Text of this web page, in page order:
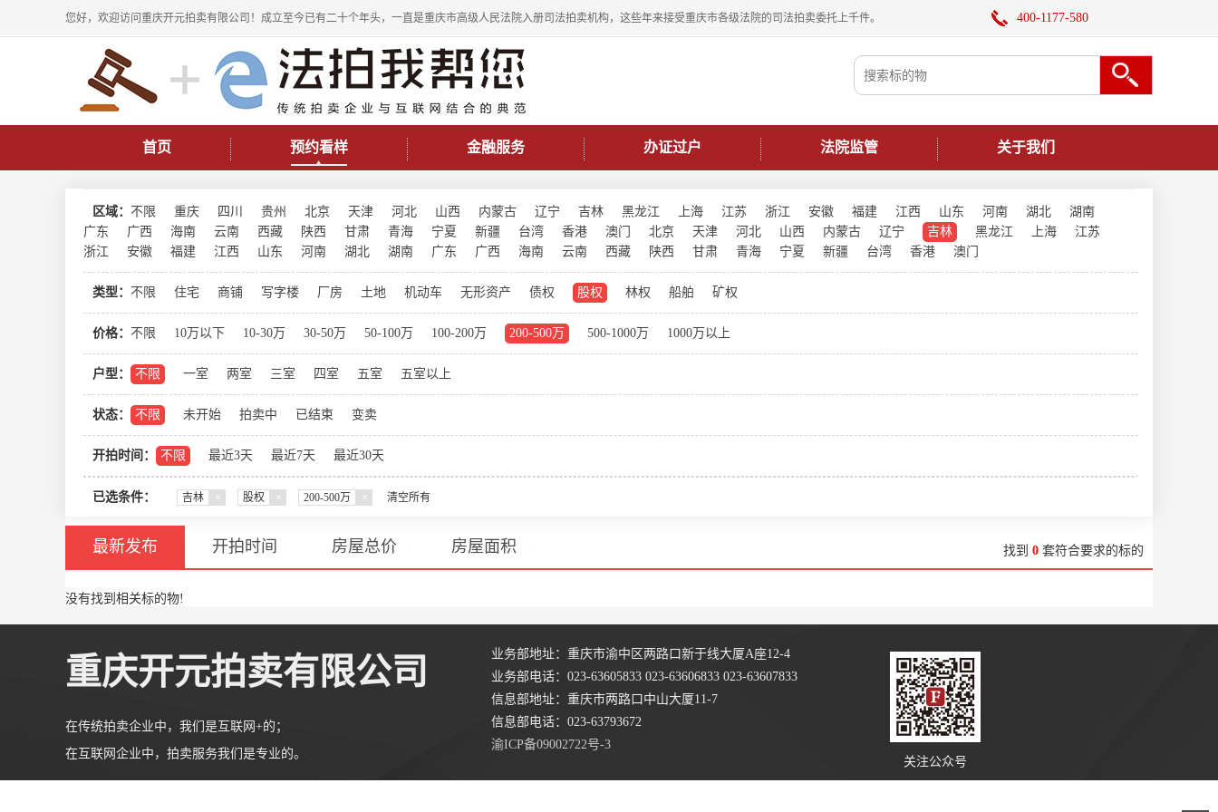
您好，欢迎访问重庆开元拍卖有限公司！成立至今已有二十个年头，一直是重庆市高级人民法院入册司法拍卖机构，这些年来接受重庆市各级法院的司法拍卖委托上千件。 400-1177-580
首页 预约看样 金融服务 办证过户 法院监管 关于我们
区域： 不限 重庆 四川 贵州 北京 天津 河北 山西 内蒙古 辽宁 吉林 黑龙江 上海 江苏 浙江 安徽 福建 江西 山东 河南 湖北
湖南
广东
广西 海南 云南 西藏 陕西 甘肃 青海 宁夏 新疆 台湾 香港 澳门 北京 天津 河北 山西 内蒙古 辽宁 吉林 黑龙江 上海
江苏
浙江
安徽 福建 江西 山东 河南 湖北 湖南 广东 广西 海南 云南 西藏 陕西 甘肃 青海 宁夏 新疆 台湾 香港 澳门
类型： 不限 住宅 商铺 写字楼 厂房 土地 机动车 无形资产 债权 股权 林权 船舶 矿权
价格： 不限 10万以下 10-30万 30-50万 50-100万 100-200万 200-500万 500-1000万 1000万以上
户型： 不限 一室 两室 三室 四室 五室 五室以上
状态： 不限 未开始 拍卖中 已结束 变卖
开拍时间： 不限 最近3天 最近7天 最近30天
已选条件： 吉林 × 股权 × 200-500万 × 清空所有
最新发布 开拍时间 房屋总价 房屋面积 找到 0 套符合要求的标的
没有找到相关标的物!
重庆开元拍卖有限公司
在传统拍卖企业中，我们是互联网+的；
在互联网企业中，拍卖服务我们是专业的。
业务部地址：重庆市渝中区两路口新于线大厦A座12-4
业务部电话：023-63605833 023-63606833 023-63607833
信息部地址：重庆市两路口中山大厦11-7
信息部电话：023-63793672
渝ICP备09002722号-3
关注公众号